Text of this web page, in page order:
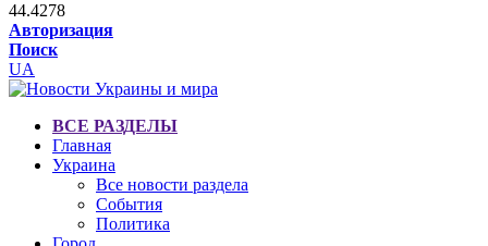
44.4278
Авторизация
Поиск
UA
ВСЕ РАЗДЕЛЫ
Главная
Украина
Все новости раздела
События
Политика